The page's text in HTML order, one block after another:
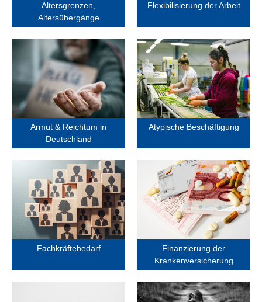
Altersgrenzen,
Altersübergänge
Flexibilisierung der Arbeit
Armut & Reichtum in
Deutschland
Armut & Reichtum in
Deutschland
Atypische Beschäftigung
Atypische
Beschäftigung
Fachkräftebedarf
Fachkräftebedarf
Finanzierung der
Krankenversicherung
Finanzierung der
Krankenversicherung